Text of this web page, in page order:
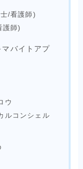
/看護師)
護師)
バイトアプ
ウ
ルコンシェル